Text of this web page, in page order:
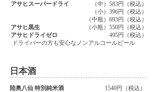
アサヒスーパードライ
アサヒ黒生
アサヒドライゼロ
ドライバーの方も安心なノンアルコールビール
（中）583円（税込）
（小）396円（税込）
（中瓶）693円（税込）
（小瓶）550円（税込）
495円（税込）
日本酒
陸奥八仙 特別純米酒
1540円（税込）